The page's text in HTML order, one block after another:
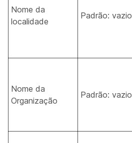
Nome da
localidade
Padrão: vazio
Nome da
Organização
Padrão: vazio